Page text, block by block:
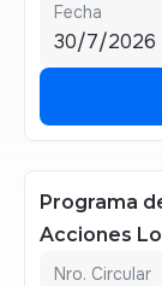
Fecha
30/7/2026
Programa
Acciones
Nro. Circular